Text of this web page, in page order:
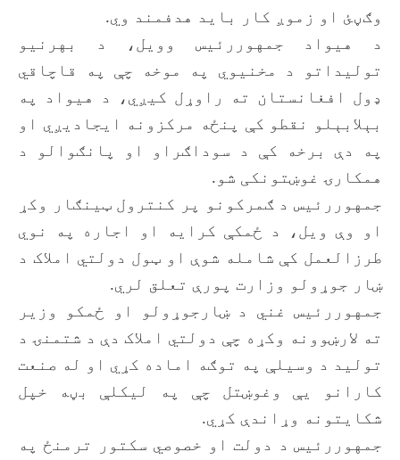
وګڼئ او زموږ کار باید هدفمند وي.
د هیواد جمهوررئیس وویل، د بهرنیو
تولیداتو د مخنیوي په موخه چې په قاچاقي
ډول افغانستان ته راوړل کيږي، د هیواد په
بېلابېلو نقطو کې پنځه مرکزونه ایجادیږي او
په دې برخه کې د سوداګراو او پانګوالو د
همکارۍ غوښتونکی شو.
جمهوررئیس د ګمرکونو پر کنترول ټینګار وکړ
او وې ویل، د ځمکې کرایه او اجاره په نوي
طرزالعمل کې شامله شوې او ټول دولتي املاک د
ښار جوړولو وزارت پورې تعلق لري.
جمهوررئیس غني د ښارجوړولو او ځمکو وزیر
ته لارښوونه وکړه چې دولتي املاک دې د شتمنۍ د
تولید د وسیلې په توګه اماده کړي او له صنعت
کارانو یې وغوښتل چې په لیکلې بڼه خپل
شکایتونه وړاندې کړي.
جمهوررئیس د دولت او خصوصي سکتور ترمنځ په